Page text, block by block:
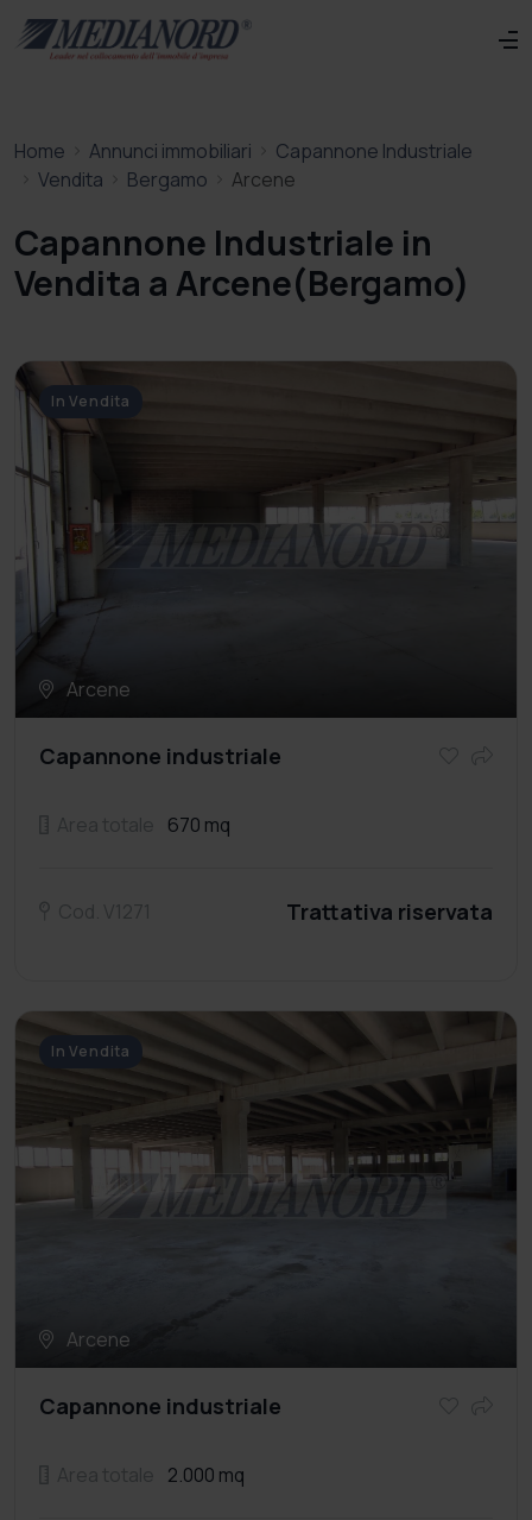
Home Annunci immobiliari
Capannone Industriale
Vendita
Bergamo Arcene
Capannone Industriale in
Vendita a Arcene(Bergamo)
Arcene
In Vendita
Capannone industriale
670 mq
Trattativa riservata
Arcene
In Vendita
Capannone industriale
2.000 mq